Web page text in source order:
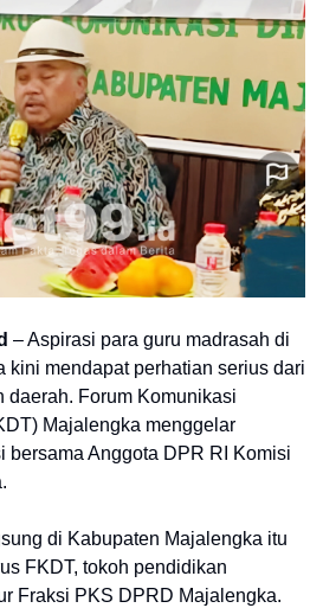
– Aspirasi para guru madrasah di
kini mendapat perhatian serius dari
daerah. Forum Komunikasi
Majalengka menggelar
bersama Anggota DPR RI Komisi
di Kabupaten Majalengka itu
FKDT, tokoh pendidikan
Fraksi PKS DPRD Majalengka.